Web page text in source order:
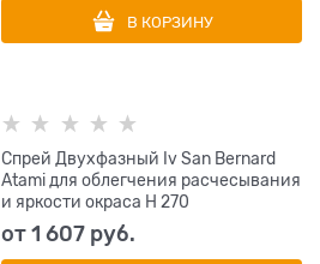
В КОРЗИНУ
Спрей Двухфазный Iv San Bernard
Atami для облегчения расчесывания
и яркости окраса Н 270
от1 607 руб.